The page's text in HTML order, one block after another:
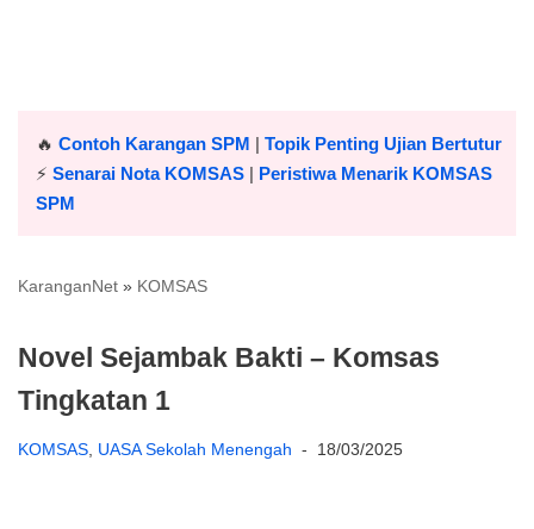
🔥 Contoh Karangan SPM | Topik Penting Ujian Bertutur
⚡️ Senarai Nota KOMSAS | Peristiwa Menarik KOMSAS
SPM
KaranganNet » KOMSAS
Novel Sejambak Bakti – Komsas
Tingkatan 1
KOMSAS, UASA Sekolah Menengah 18/03/2025